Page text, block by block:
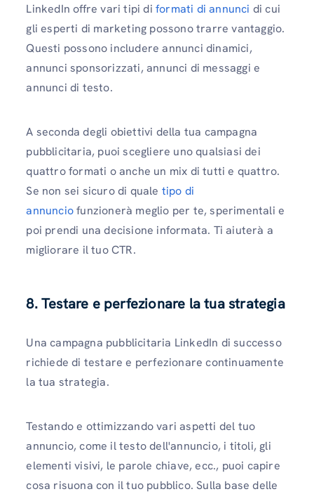
LinkedIn offre vari tipi di formati di annunci di cui
gli esperti di marketing possono trarre vantaggio.
Questi possono includere annunci dinamici,
annunci sponsorizzati, annunci di messaggi e
annunci di testo.
A seconda degli obiettivi della tua campagna
pubblicitaria, puoi scegliere uno qualsiasi dei
quattro formati o anche un mix di tutti e quattro.
Se non sei sicuro di quale tipo di
annunciofunzionerà meglio per te, sperimentali e
poi prendi una decisione informata. Ti aiuterà a
migliorare il tuo CTR.
8. Testare e perfezionare la tua strategia
Una campagna pubblicitaria LinkedIn di successo
richiede di testare e perfezionare continuamente
la tua strategia.
Testando e ottimizzando vari aspetti del tuo
annuncio, come il testo dell'annuncio, i titoli, gli
elementi visivi, le parole chiave, ecc., puoi capire
cosa risuona con il tuo pubblico. Sulla base delle